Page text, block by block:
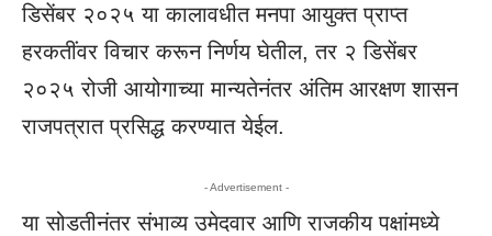
डिसेंबर २०२५ या कालावधीत मनपा आयुक्त प्राप्त
हरकतींवर विचार करून निर्णय घेतील, तर २ डिसेंबर
२०२५ रोजी आयोगाच्या मान्यतेनंतर अंतिम आरक्षण शासन
राजपत्रात प्रसिद्ध करण्यात येईल.
- Advertisement -
या सोडतीनंतर संभाव्य उमेदवार आणि राजकीय पक्षांमध्ये